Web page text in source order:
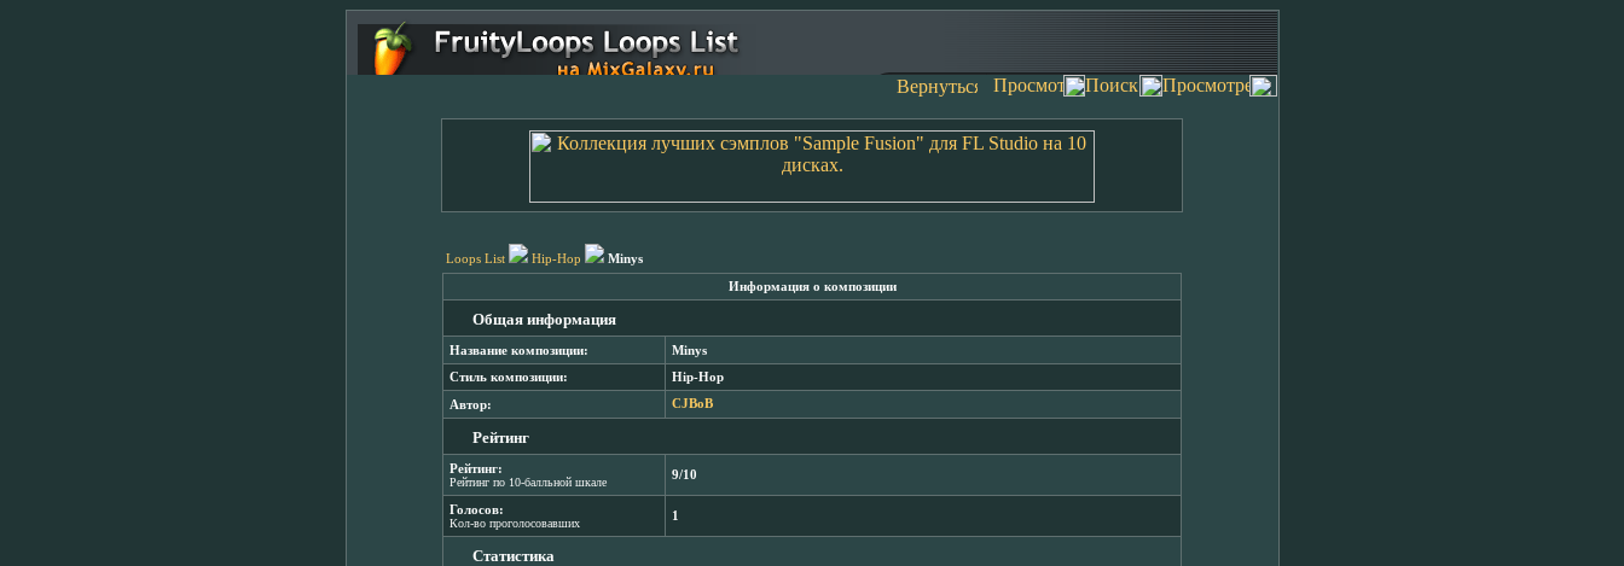
Loops List Hip-Hop Minys
Информация о композиции
Общая информация
Название композиции: Minys
Стиль композиции: Hip-Hop
Автор: CJBoB
Рейтинг
Рейтинг:
Рейтинг по 10-балльной шкале
9/10
Голосов:
Кол-во проголосовавших
1
Статистика